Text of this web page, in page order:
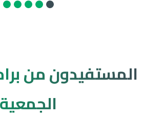
المستفيدون من
الجمعية